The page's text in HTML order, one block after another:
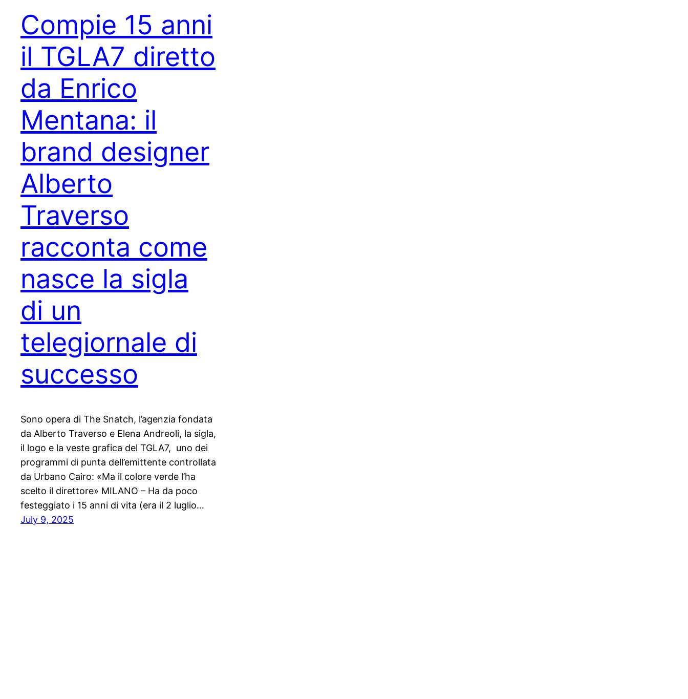
Compie 15 anni
il TGLA7 diretto
da Enrico
Mentana: il
brand designer
Alberto
Traverso
racconta come
nasce la sigla
di un
telegiornale di
successo
Sono opera di The Snatch, l’agenzia fondata
da Alberto Traverso e Elena Andreoli, la sigla,
il logo e la veste grafica del TGLA7, uno dei
programmi di punta dell’emittente controllata
da Urbano Cairo: «Ma il colore verde l’ha
scelto il direttore» MILANO – Ha da poco
festeggiato i 15 anni di vita (era il 2 luglio…
July 9, 2025